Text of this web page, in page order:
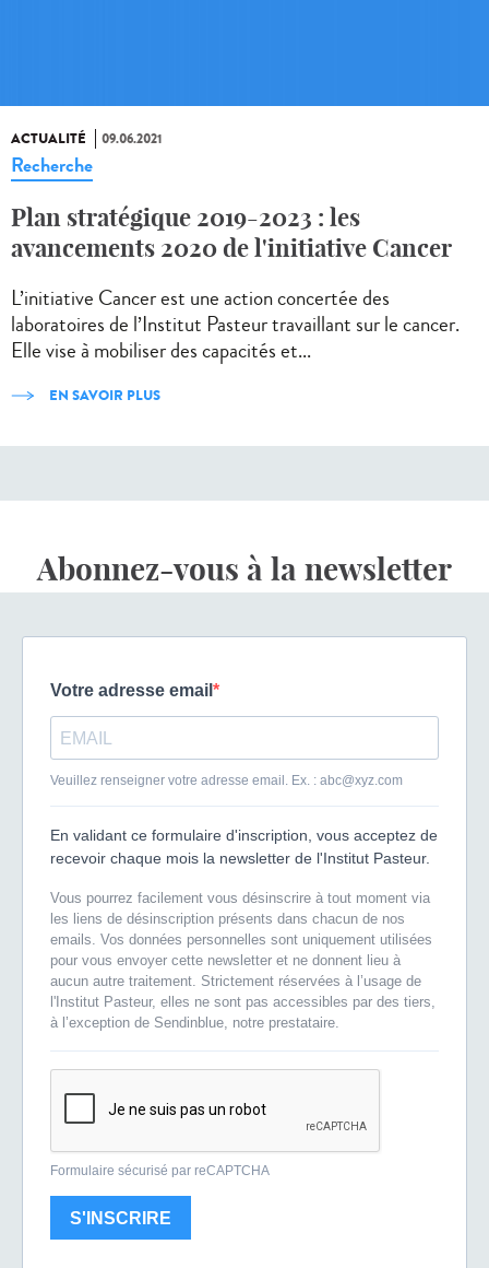
ACTUALITÉ 09.06.2021
Recherche
Plan stratégique 2019-2023 : les
avancements 2020 de l'initiative Cancer
L’initiative Cancer est une action concertée des
laboratoires de l’Institut Pasteur travaillant sur le cancer.
Elle vise à mobiliser des capacités et...
EN SAVOIR PLUS
Abonnez-vous à la newsletter